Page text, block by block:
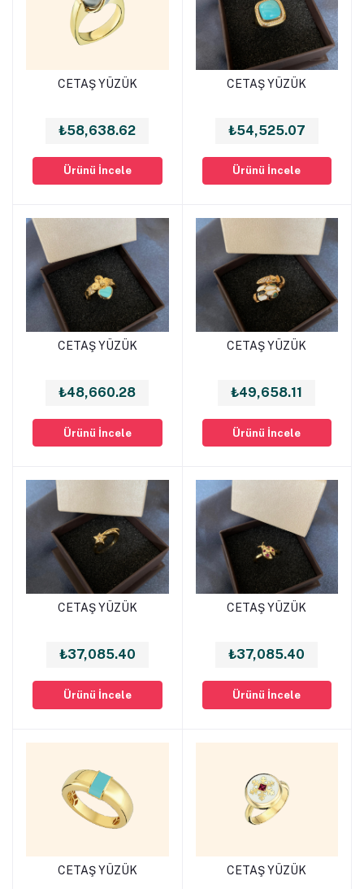
Sepete Ekle
CETAŞ YÜZÜK
₺58,638.62
Ürünü İncele
Sepete Ekle
CETAŞ YÜZÜK
₺54,525.07
Ürünü İncele
Sepete Ekle
CETAŞ YÜZÜK
₺48,660.28
Ürünü İncele
Sepete Ekle
CETAŞ YÜZÜK
₺49,658.11
Ürünü İncele
Sepete Ekle
CETAŞ YÜZÜK
₺37,085.40
Ürünü İncele
Sepete Ekle
CETAŞ YÜZÜK
₺37,085.40
Ürünü İncele
Sepete Ekle
CETAŞ YÜZÜK Sepete Ekle
CETAŞ YÜZÜK